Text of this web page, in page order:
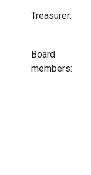
Treasurer:
Board
members: